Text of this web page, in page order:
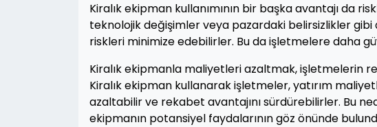
Kiralık ekipman kullanımının bir başka avantajı da
teknolojik değişimler veya pazardaki belirsizlikler
riskleri minimize edebilirler. Bu da işletmelere daha
Kiralık ekipmanla maliyetleri azaltmak, işletmelerin
Kiralık ekipman kullanarak işletmeler, yatırım
azaltabilir ve rekabet avantajını sürdürebilirler. Bu
ekipmanın potansiyel faydalarının göz önünde